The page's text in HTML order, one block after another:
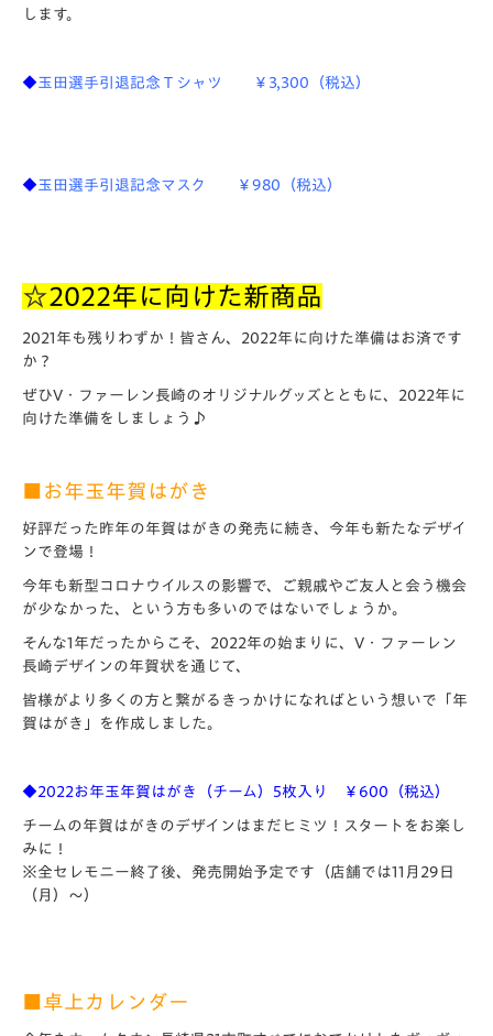
します。
◆玉田選手引退記念Ｔシャツ ￥3,300（税込）
◆玉田選手引退記念マスク ￥980（税込）
☆2022年に向けた新商品
2021年も残りわずか！皆さん、2022年に向けた準備はお済です
か？
ぜひV・ファーレン長崎のオリジナルグッズとともに、2022年に
向けた準備をしましょう♪
■お年玉年賀はがき
好評だった昨年の年賀はがきの発売に続き、今年も新たなデザイ
ンで登場！
今年も新型コロナウイルスの影響で、ご親戚やご友人と会う機会
が少なかった、という方も多いのではないでしょうか。
そんな1年だったからこそ、2022年の始まりに、V・ファーレン
長崎デザインの年賀状を通じて、
皆様がより多くの方と繋がるきっかけになればという想いで「年
賀はがき」を作成しました。
◆2022お年玉年賀はがき（チーム）5枚入り ￥600（税込）
チームの年賀はがきのデザインはまだヒミツ！スタートをお楽し
みに！
※全セレモニー終了後、発売開始予定です（店舗では11月29日
（月）～）
■卓上カレンダー